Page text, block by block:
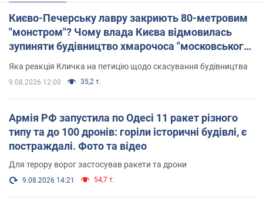
Києво-Печерську лавру закриють 80-метровим
"монстром"? Чому влада Києва відмовилась
зупиняти будівництво хмарочоса "московського
вірянина"
Яка реакція Кличка на петицію щодо скасування будівництва
9.08.2026 12:00 35,2 т.
Армія РФ запустила по Одесі 11 ракет різного
типу та до 100 дронів: горіли історичні будівлі, є
постраждалі. Фото та відео
Для терору ворог застосував ракети та дрони
9.08.2026 14:21 54,7 т.